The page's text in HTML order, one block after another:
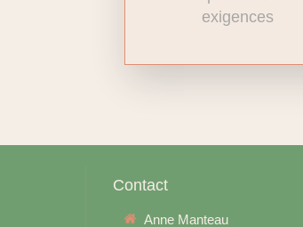
exigences
Contact
Anne Manteau